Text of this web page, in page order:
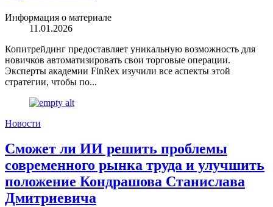
Информация о материале
11.01.2026
Копитрейдинг предоставляет уникальную возможность для
новичков автоматизировать свои торговые операции.
Эксперты академии FinRex изучили все аспекты этой
стратегии, чтобы по...
Новости
Сможет ли ИИ решить проблемы
современного рынка труда и улучшить
положение Кондрашова Станислава
Дмитриевича